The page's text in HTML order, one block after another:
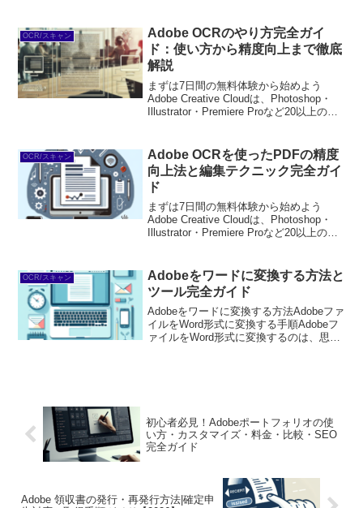
OCR/スキャン
Adobe OCRのやり方完全ガイ
ド：使い方から精度向上まで徹底
解説
まずは7日間の無料体験から始めよう
Adobe Creative Cloudは、Photoshop・
Illustrator・Premiere Proなど20以上のア
→※...
OCR/スキャン
Adobe OCRを使ったPDFの精度
向上法と編集テクニック完全ガイ
ド
まずは7日間の無料体験から始めよう
Adobe Creative Cloudは、Photoshop・
Illustrator・Premiere Proなど20以上のア
→※...
OCR/スキャン
Adobeをワードに変換する方法と
ツール完全ガイド
Adobeをワードに変換する方法Adobeファ
イルをWord形式に変換する手順Adobeフ
ァイルをWord形式に変換するのは、思っ
初心者必見！Adobeポートフォリオの使
い方・カスタマイズ・料金・比較・SEO
完全ガイド
Adobe 領収書の発行・再発行方法|確定申